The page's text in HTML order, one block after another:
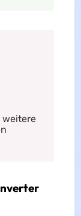
weitere